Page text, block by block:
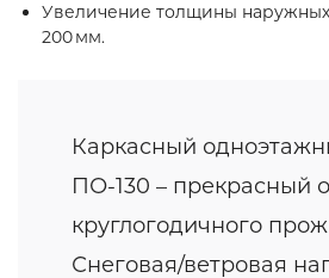
Увеличение толщины наружных
200 мм.
Каркасный
ПО-130 – прекрасный
круглогодичного
Снеговая/ветровая